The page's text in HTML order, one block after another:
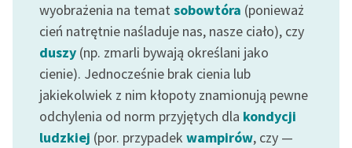
Zasady wykorzystania
Wolnych Lektur
Logotypy
Materiały promocyjne
Polityka prywatności
wyobrażenia na temat sobowtóra (ponieważ
cień natrętnie naśladuje nas, nasze ciało), czy
duszy (np. zmarli bywają określani jako
cienie). Jednocześnie brak cienia lub
jakiekolwiek z nim kłopoty znamionują pewne
odchylenia od norm przyjętych dla kondycji
ludzkiej (por. przypadek wampirów, czy —